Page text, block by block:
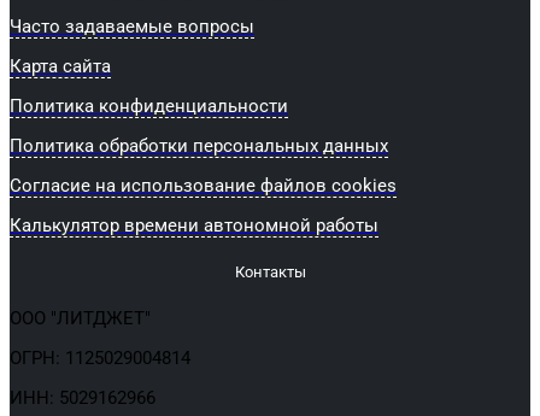
Часто задаваемые вопросы
Карта сайта
Политика конфиденциальности
Политика обработки персональных данных
Согласие на использование файлов cookies
Калькулятор времени автономной работы
Контакты
ООО "ЛИТДЖЕТ"
ОГРН: 1125029004814
ИНН: 5029162966